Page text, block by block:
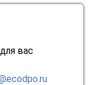
вас